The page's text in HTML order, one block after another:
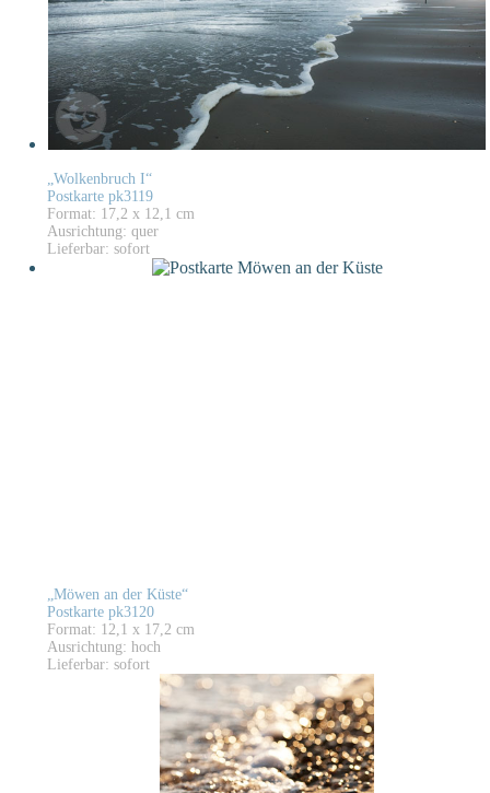
„Wolkenbruch I“
Postkarte pk3119
Format: 17,2 x 12,1 cm
Ausrichtung: quer
Lieferbar: sofort
„Möwen an der Küste“
Postkarte pk3120
Format: 12,1 x 17,2 cm
Ausrichtung: hoch
Lieferbar: sofort